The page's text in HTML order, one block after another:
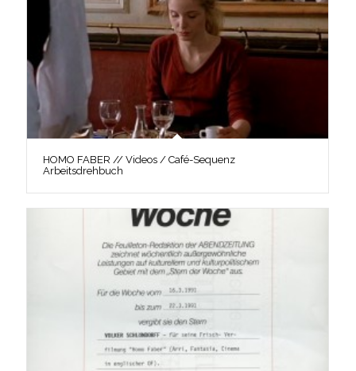
HOMO FABER // Videos / Café-Sequenz
Arbeitsdrehbuch